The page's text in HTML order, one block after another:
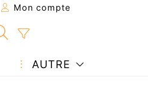
Mon compte
AUTRE